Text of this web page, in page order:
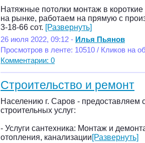
Натяжные потолки монтаж в
на рынке, работаем на прямую с
3-18-66 сот. [Развернуть]
26 июля 2022, 09:12 - Илья Пьянов
Просмотров в ленте: 10510 / Кликов на
Комментарии: 0
Строительство и ремонт
Населению г. Саров -
строительных услуг:
- Услуги сантехника: Монтаж и
отопления, канализации[Развернуть]